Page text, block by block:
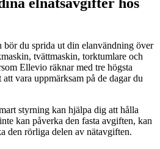
elnätsavgifter hos
du sprida ut din elanvändning över
tvättmaskin, torktumlare och
Ellevio räknar med tre högsta
vara uppmärksam på de dagar du
styrning kan hjälpa dig att hålla
kan påverka den fasta avgiften, kan
den rörliga delen av nätavgiften.